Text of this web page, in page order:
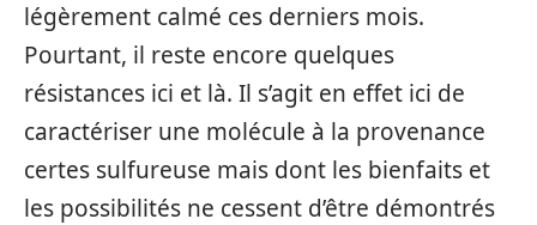
légèrement calmé ces derniers mois.
Pourtant, il reste encore quelques
résistances ici et là. Il s’agit en effet ici de
caractériser une molécule à la provenance
certes sulfureuse mais dont les bienfaits et
les possibilités ne cessent d’être démontrés